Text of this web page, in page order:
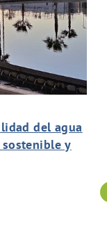
del agua
y